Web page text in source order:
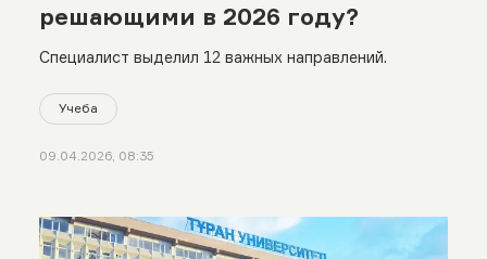
решающими в 2026 году?
Специалист выделил 12 важных направлений.
Учеба
09.04.2026, 08:35